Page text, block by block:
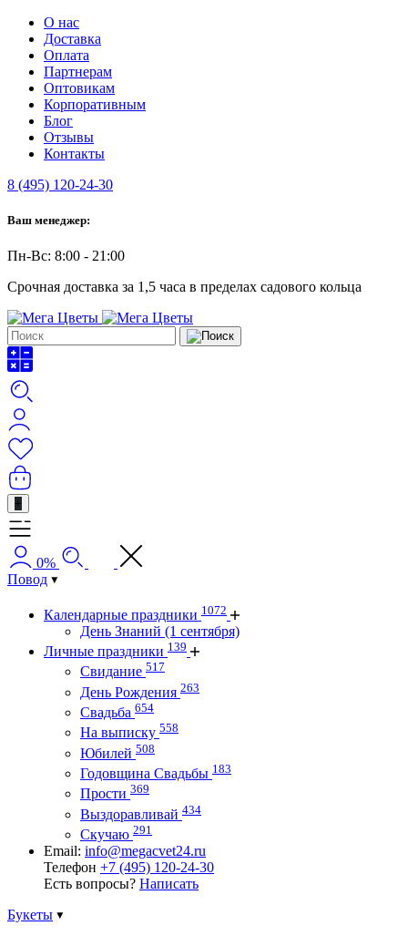
О нас
Доставка
Оплата
Партнерам
Оптовикам
Корпоративным
Блог
Отзывы
Контакты
8 (495) 120-24-30
Ваш менеджер:
Пн-Вс: 8:00 - 21:00
Срочная доставка за 1,5 часа в пределах садового кольца
+
0%
Повод
Календарные праздники 1072
День Знаний (1 сентября)
Личные праздники 139
Свидание 517
День Рождения 263
Свадьба 654
На выписку 558
Юбилей 508
Годовщина Свадьбы 183
Прости 369
Выздоравливай 434
Скучаю 291
Email: info@megacvet24.ru
Телефон +7 (495) 120-24-30
Есть вопросы? Написать
Букеты